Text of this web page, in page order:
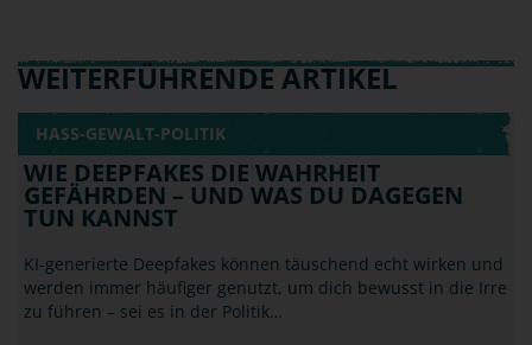
WEITERFÜHRENDE ARTIKEL
HASS-GEWALT-POLITIK
WIE DEEPFAKES DIE WAHRHEIT
GEFÄHRDEN – UND WAS DU DAGEGEN
TUN KANNST
KI-generierte Deepfakes können täuschend echt wirken und
werden immer häufiger genutzt, um dich bewusst in die Irre
zu führen – sei es in der Politik…